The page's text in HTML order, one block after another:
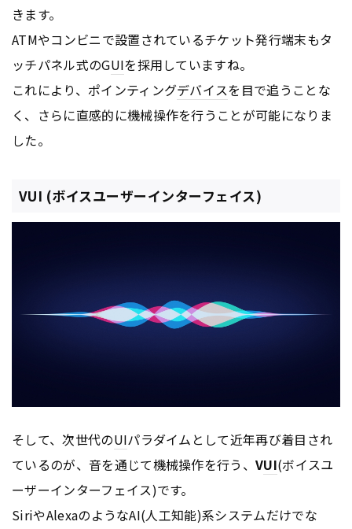
きます。
ATMやコンビニで設置されているチケット発行端末もタ
ッチパネル式のGUIを採用していますね。
これにより、ポインティングデバイスを目で追うことな
く、さらに直感的に機械操作を行うことが可能になりま
した。
VUI (ボイスユーザーインターフェイス)
そして、次世代のUIパラダイムとして近年再び着目され
ているのが、音を通じて機械操作を行う、VUI(ボイスユ
ーザーインターフェイス)です。
SiriやAlexaのようなAI(人工知能)系システムだけでな